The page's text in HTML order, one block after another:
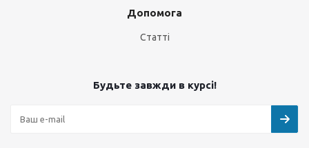
Допомога
Статті
Будьте завжди в курсі!